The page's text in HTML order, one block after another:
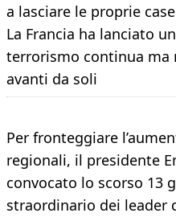
a lasciare le proprie case
La Francia ha lanciato
terrorismo continua ma
avanti da soli
Per fronteggiare
regionali, il presidente
convocato lo scorso 13
straordinario dei leader